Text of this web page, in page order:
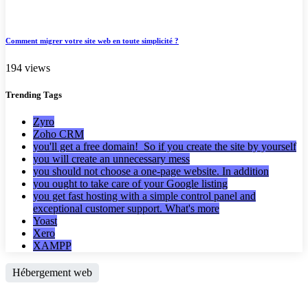
Comment migrer votre site web en toute simplicité ?
194 views
Trending Tags
Zyro
Zoho CRM
you'll get a free domain! So if you create the site by yourself
you will create an unnecessary mess
you should not choose a one-page website. In addition
you ought to take care of your Google listing
you get fast hosting with a simple control panel and
exceptional customer support. What's more
Yoast
Xero
XAMPP
Hébergement web